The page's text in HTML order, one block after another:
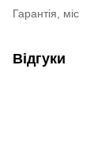
Гарантія, міс
Відгуки